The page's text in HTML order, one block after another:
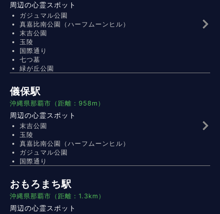
周辺の心霊スポット
ガジュマル公園
真嘉比南公園（ハーフムーンヒル）
末吉公園
玉陵
国際通り
七つ墓
緑が丘公園
儀保駅
沖縄県那覇市（距離：958m）
周辺の心霊スポット
末吉公園
玉陵
真嘉比南公園（ハーフムーンヒル）
ガジュマル公園
国際通り
おもろまち駅
沖縄県那覇市（距離：1.3km）
周辺の心霊スポット